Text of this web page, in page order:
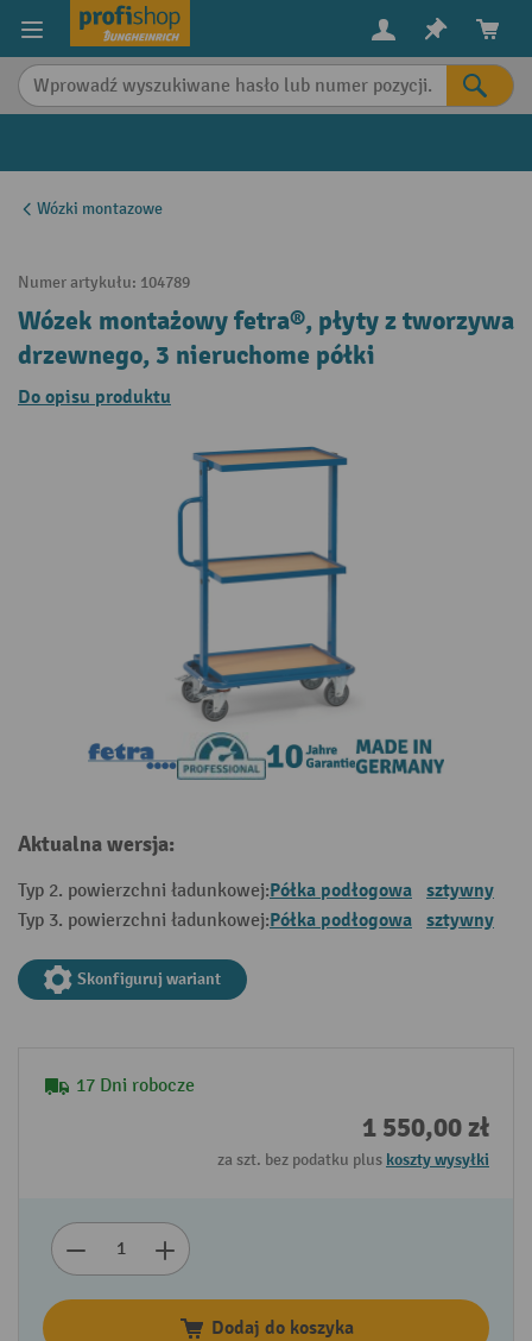
content
Wózki montazowe
Numer artykułu: 104789
Wózek montażowy fetra®, płyty z tworzywa
drzewnego, 3 nieruchome półki
Do opisu produktu
Aktualna wersja:
Typ 2. powierzchni ładunkowej:Półka podłogowa sztywny
Typ 3. powierzchni ładunkowej:Półka podłogowa sztywny
Skonfiguruj wariant
17 Dni robocze
1 550,00 zł
za szt. bez podatku plus koszty wysyłki
Dodaj do koszyka